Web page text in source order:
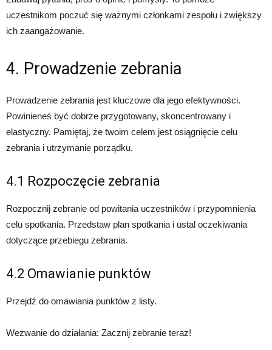
uczestnikom poczuć się ważnymi członkami zespołu i zwiększy
ich zaangażowanie.
4. Prowadzenie zebrania
Prowadzenie zebrania jest kluczowe dla jego efektywności.
Powinieneś być dobrze przygotowany, skoncentrowany i
elastyczny. Pamiętaj, że twoim celem jest osiągnięcie celu
zebrania i utrzymanie porządku.
4.1 Rozpoczęcie zebrania
Rozpocznij zebranie od powitania uczestników i przypomnienia
celu spotkania. Przedstaw plan spotkania i ustal oczekiwania
dotyczące przebiegu zebrania.
4.2 Omawianie punktów
Przejdź do omawiania punktów z listy.
Wezwanie do działania: Zacznij zebranie teraz!